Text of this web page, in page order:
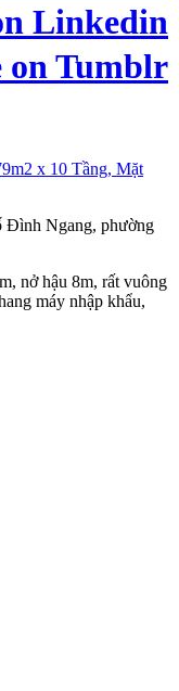
Đình Ngang, phường
nở hậu 8m, rất vuông
máy nhập khẩu,